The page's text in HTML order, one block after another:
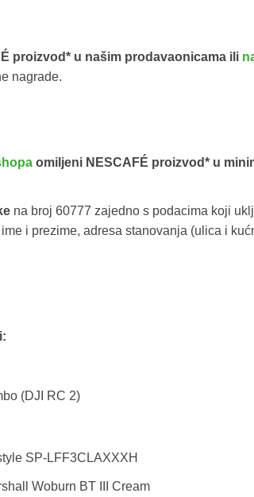
proizvod* u našim prodavaonicama ili
nagrade.
omiljeni NESCAFÉ proizvod* u
na broj 60777 zajedno s podacima koji
i prezime, adresa stanovanja (ulica i
(DJI RC 2)
SP-LFF3CLAXXXH
Woburn BT III Cream